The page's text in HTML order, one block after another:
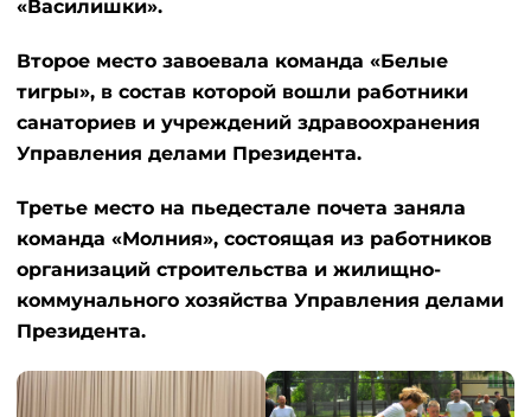
«Василишки».
Второе место завоевала команда «Белые
тигры», в состав которой вошли работники
санаториев и учреждений здравоохранения
Управления делами Президента.
Третье место на пьедестале почета заняла
команда «Молния», состоящая из работников
организаций строительства и жилищно-
коммунального хозяйства Управления делами
Президента.